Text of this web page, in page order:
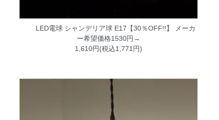
LED電球 シャンデリア球 E17【30％OFF!!】
メーカ
ー希望価格1530円→
1,610円(税込1,771円)